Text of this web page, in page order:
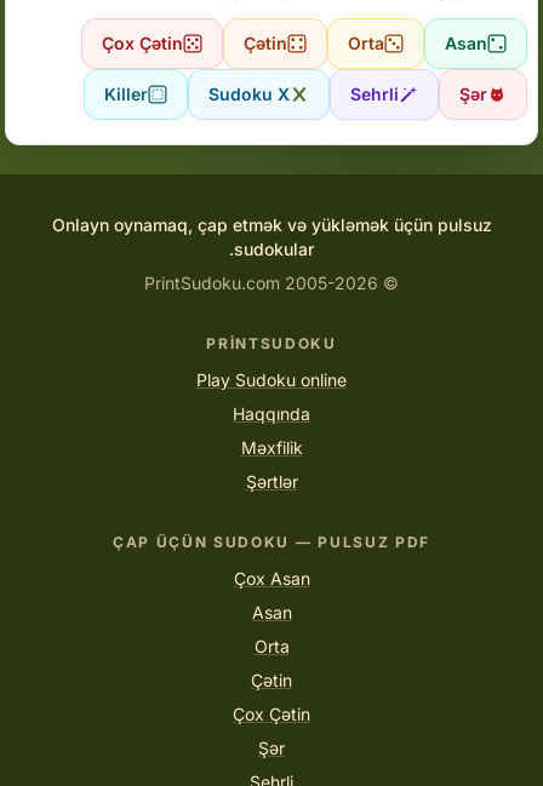
Asan
Orta
Çətin
Çox Çətin
Şər
Sehrli
Sudoku X
Killer
Onlayn oynamaq, çap etmək və yükləmək üçün pulsuz
sudokular.
© 2005-2026 PrintSudoku.com
PRINTSUDOKU
Play Sudoku online
Haqqında
Məxfilik
Şərtlər
ÇAP ÜÇÜN SUDOKU — PULSUZ PDF
Çox Asan
Asan
Orta
Çətin
Çox Çətin
Şər
Sehrli